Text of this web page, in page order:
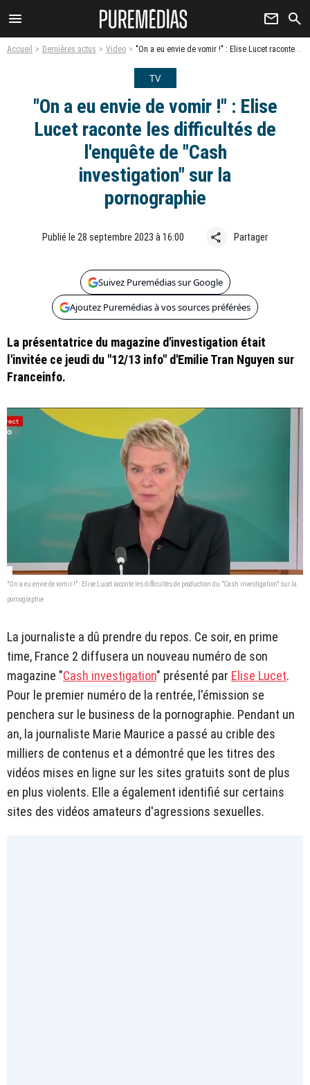
menu newsletter search
Accueil Dernières actus Video "On a eu envie de vomir !" : Elise Lucet raconte les difficultés de l'enquête de "Cash investigation" sur la pornographie
TV
"On a eu envie de vomir !" : Elise
Lucet raconte les difficultés de
l'enquête de "Cash
investigation" sur la
pornographie
Publié le 28 septembre 2023 à 16:00 share Partager
Suivez Puremédias sur Google
Ajoutez Puremédias à vos sources préférées
La présentatrice du magazine d'investigation était
l'invitée ce jeudi du "12/13 info" d'Emilie Tran Nguyen sur
Franceinfo.
"On a eu envie de vomir !" : Elise Lucet raconte les difficultés de production du "Cash investigation" sur la
pornographie
La journaliste a dû prendre du repos. Ce soir, en prime
time, France 2 diffusera un nouveau numéro de son
magazine "Cash investigation" présenté par Elise Lucet.
Pour le premier numéro de la rentrée, l'émission se
penchera sur le business de la pornographie. Pendant un
an, la journaliste Marie Maurice a passé au crible des
milliers de contenus et a démontré que les titres des
vidéos mises en ligne sur les sites gratuits sont de plus
en plus violents. Elle a également identifié sur certains
sites des vidéos amateurs d'agressions sexuelles.